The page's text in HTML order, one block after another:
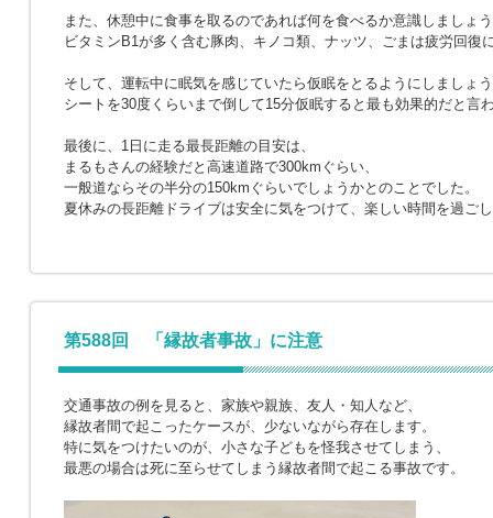
また、休憩中に食事を取るのであれば何を食べるか意識しましょ
ビタミンB1が多く含む豚肉、キノコ類、ナッツ、ごまは疲労回復
そして、運転中に眠気を感じていたら仮眠をとるようにしましょ
シートを30度くらいまで倒して15分仮眠すると最も効果的だと言
最後に、1日に走る最長距離の目安は、
まるもさんの経験だと高速道路で300kmぐらい、
一般道ならその半分の150kmぐらいでしょうかとのことでした。
夏休みの長距離ドライブは安全に気をつけて、楽しい時間を過ご
第588回 「縁故者事故」に注意
交通事故の例を見ると、家族や親族、友人・知人など、
縁故者間で起こったケースが、少ないながら存在します。
特に気をつけたいのが、小さな子どもを怪我させてしまう、
最悪の場合は死に至らせてしまう縁故者間で起こる事故です。